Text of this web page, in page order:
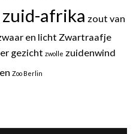
zuid-afrika zout van
en licht Zwartraafje
gezicht zwolle zuidenwind
Zoo Berlin